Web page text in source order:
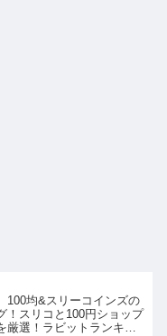
100均&スリーコインズの
！スリコと100円ショップ
厳選！ラビットランキン